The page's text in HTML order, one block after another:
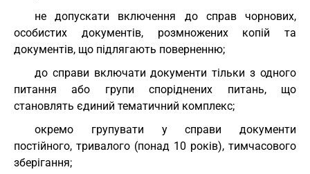
не допускати включення до справ чорнових,
особистих документів, розмножених копій та
документів, що підлягають поверненню;
до справи включати документи тільки з одного
питання або групи споріднених питань, що
становлять єдиний тематичний комплекс;
окремо групувати у справи документи
постійного, тривалого (понад 10 років), тимчасового
зберігання;